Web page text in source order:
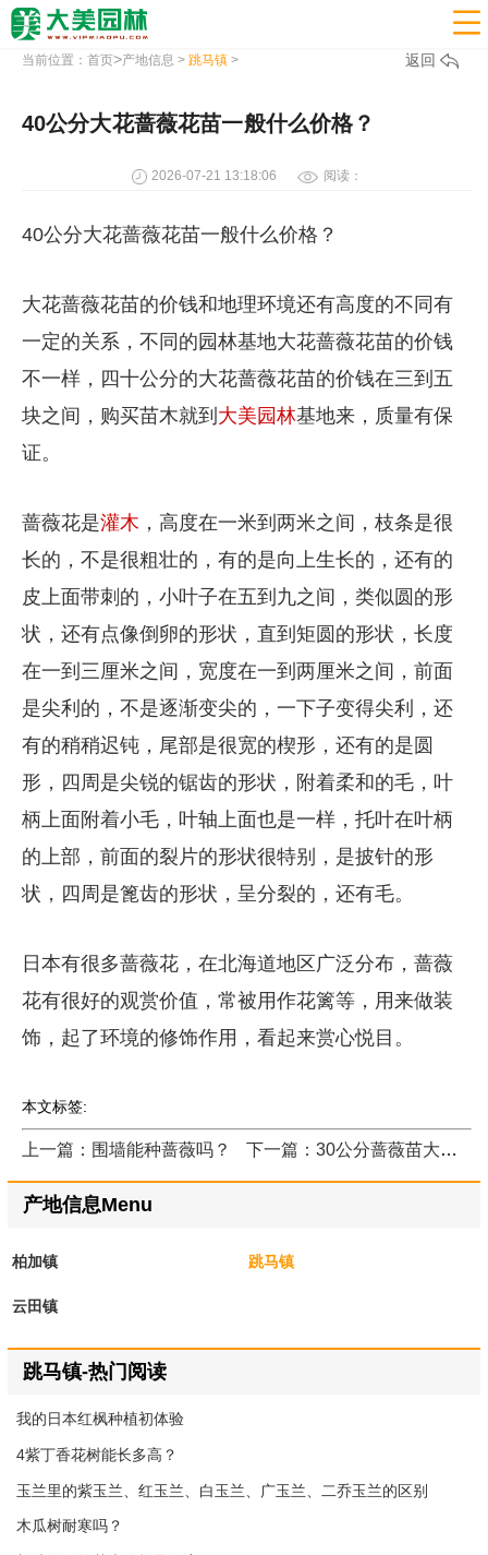

当前位置： 首页>产地信息 > 跳马镇> 返回
40公分大花蔷薇花苗一般什么价格？
2026-07-21 13:18:06 阅读：
40公分大花蔷薇花苗一般什么价格？
大花蔷薇花苗的价钱和地理环境还有高度的不同有
一定的关系，不同的园林基地大花蔷薇花苗的价钱
不一样，四十公分的大花蔷薇花苗的价钱在三到五
块之间，购买苗木就到 大美园林基地来，质量有保
证。
蔷薇花是灌木 ，高度在一米到两米之间，枝条是很
长的，不是很粗壮的，有的是向上生长的，还有的
皮上面带刺的，小叶子在五到九之间，类似圆的形
状，还有点像倒卵的形状，直到矩圆的形状，长度
在一到三厘米之间，宽度在一到两厘米之间，前面
是尖利的，不是逐渐变尖的，一下子变得尖利，还
有的稍稍迟钝，尾部是很宽的楔形，还有的是圆
形，四周是尖锐的锯齿的形状，附着柔和的毛，叶
柄上面附着小毛，叶轴上面也是一样，托叶在叶柄
的上部，前面的裂片的形状很特别，是披针的形
状，四周是篦齿的形状，呈分裂的，还有毛。
日本有很多蔷薇花，在北海道地区广泛分布，蔷薇
花有很好的观赏价值，常被用作花篱等，用来做装
饰，起了环境的修饰作用，看起来赏心悦目。
本文标签:
上一篇：围墙能种蔷薇吗？ 下一篇：30公分蔷薇苗大量批发什么价格？
产地信息Menu
柏加镇 跳马镇
云田镇
跳马镇-热门阅读
我的日本红枫种植初体验
4紫丁香花树能长多高？
玉兰里的紫玉兰、红玉兰、白玉兰、广玉兰、二乔玉兰的区别
木瓜树耐寒吗？